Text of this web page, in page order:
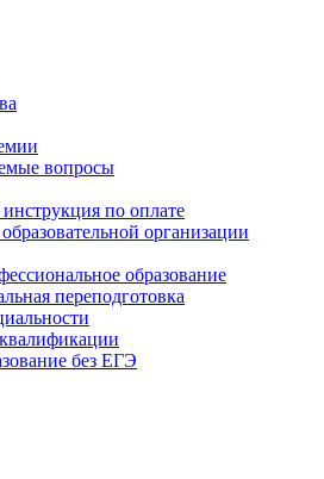
вопросы
по оплате
организации
образование
переподготовка
без ЕГЭ